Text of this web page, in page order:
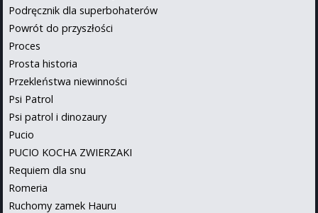
Podręcznik dla superbohaterów
Powrót do przyszłości
Proces
Prosta historia
Przekleństwa niewinności
Psi Patrol
Psi patrol i dinozaury
Pucio
PUCIO KOCHA ZWIERZAKI
Requiem dla snu
Romeria
Ruchomy zamek Hauru